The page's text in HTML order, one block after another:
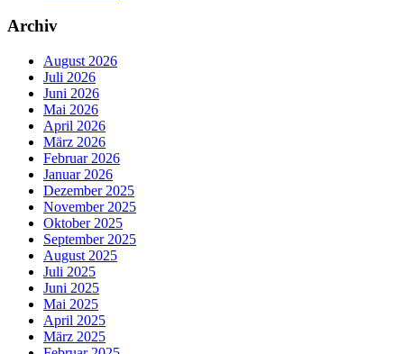
Archiv
August 2026
Juli 2026
Juni 2026
Mai 2026
April 2026
März 2026
Februar 2026
Januar 2026
Dezember 2025
November 2025
Oktober 2025
September 2025
August 2025
Juli 2025
Juni 2025
Mai 2025
April 2025
März 2025